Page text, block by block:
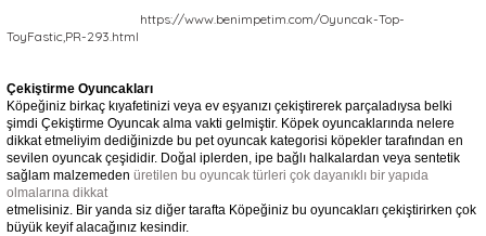
https://www.benimpetim.com/Oyuncak-Top-
ToyFastic,PR-293.html
Çekiştirme Oyuncakları
Köpeğiniz birkaç kıyafetinizi veya ev eşyanızı çekiştirerek parçaladıysa belki
şimdi Çekiştirme Oyuncak alma vakti gelmiştir. Köpek oyuncaklarında nelere
dikkat etmeliyim dediğinizde bu pet oyuncak kategorisi köpekler tarafından en
sevilen oyuncak çeşididir. Doğal iplerden, ipe bağlı halkalardan veya sentetik
sağlam malzemeden üretilen bu oyuncak türleri çok dayanıklı bir yapıda
olmalarına dikkat
etmelisiniz. Bir yanda siz diğer tarafta Köpeğiniz bu oyuncakları çekiştirirken çok
büyük keyif alacağınız kesindir.